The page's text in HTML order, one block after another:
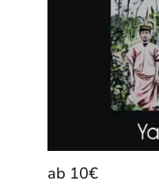
ab 10€